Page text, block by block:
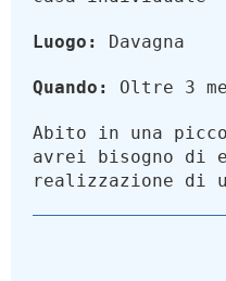
Luogo: Davagna
Quando: Oltre 3
Abito in una
avrei bisogno di
realizzazione di